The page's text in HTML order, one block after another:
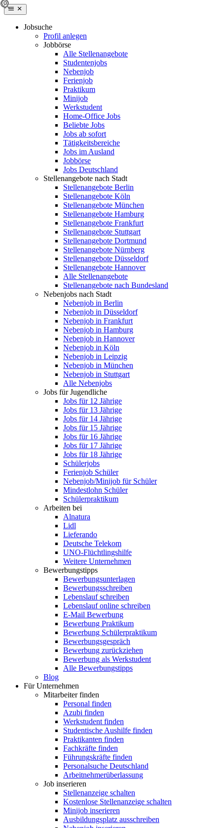
Jobsuche
Profil anlegen
Jobbörse
Alle Stellenangebote
Studentenjobs
Nebenjob
Ferienjob
Praktikum
Minijob
Werkstudent
Home-Office Jobs
Beliebte Jobs
Jobs ab sofort
Tätigkeitsbereiche
Jobs im Ausland
Jobbörse
Jobs Deutschland
Stellenangebote nach Stadt
Stellenangebote Berlin
Stellenangebote Köln
Stellenangebote München
Stellenangebote Hamburg
Stellenangebote Frankfurt
Stellenangebote Stuttgart
Stellenangebote Dortmund
Stellenangebote Nürnberg
Stellenangebote Düsseldorf
Stellenangebote Hannover
Alle Stellenangebote
Stellenangebote nach Bundesland
Nebenjobs nach Stadt
Nebenjob in Berlin
Nebenjob in Düsseldorf
Nebenjob in Frankfurt
Nebenjob in Hamburg
Nebenjob in Hannover
Nebenjob in Köln
Nebenjob in Leipzig
Nebenjob in München
Nebenjob in Stuttgart
Alle Nebenjobs
Jobs für Jugendliche
Jobs für 12 Jährige
Jobs für 13 Jährige
Jobs für 14 Jährige
Jobs für 15 Jährige
Jobs für 16 Jährige
Jobs für 17 Jährige
Jobs für 18 Jährige
Schülerjobs
Ferienjob Schüler
Nebenjob/Minijob für Schüler
Mindestlohn Schüler
Schülerpraktikum
Arbeiten bei
Alnatura
Lidl
Lieferando
Deutsche Telekom
UNO-Flüchtlingshilfe
Weitere Unternehmen
Bewerbungstipps
Bewerbungsunterlagen
Bewerbungsschreiben
Lebenslauf schreiben
Lebenslauf online schreiben
E-Mail Bewerbung
Bewerbung Praktikum
Bewerbung Schülerpraktikum
Bewerbungsgespräch
Bewerbung zurückziehen
Bewerbung als Werkstudent
Alle Bewerbungstipps
Blog
Für Unternehmen
Mitarbeiter finden
Personal finden
Azubi finden
Werkstudent finden
Studentische Aushilfe finden
Praktikanten finden
Fachkräfte finden
Führungskräfte finden
Personalsuche Deutschland
Arbeitnehmerüberlassung
Job inserieren
Stellenanzeige schalten
Kostenlose Stellenanzeige schalten
Minijob inserieren
Ausbildungsplatz ausschreiben